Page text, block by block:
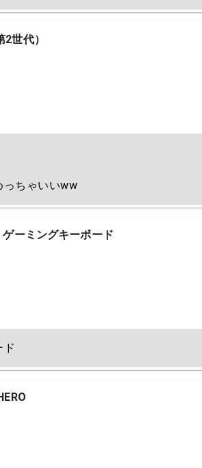
世代）
っちゃいいww
ーミングキーボード
ド